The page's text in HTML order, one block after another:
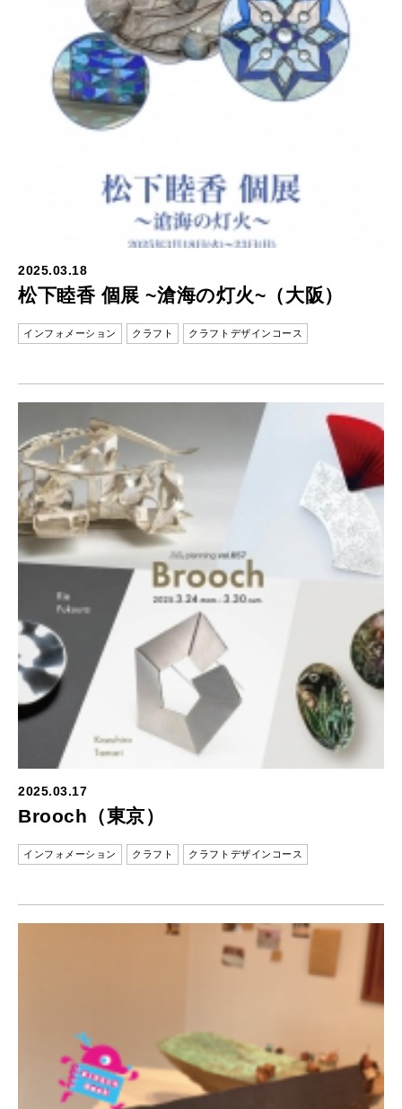
2025.03.18
松下睦香 個展 ~滄海の灯火~（大阪）
インフォメーション クラフト クラフトデザインコース
2025.03.17
Brooch（東京）
インフォメーション クラフト クラフトデザインコース